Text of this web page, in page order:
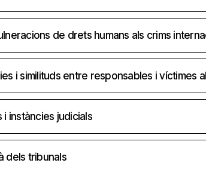
de drets humans als crims
i similituds entre responsables i víctimes
i instàncies judicials
dels tribunals